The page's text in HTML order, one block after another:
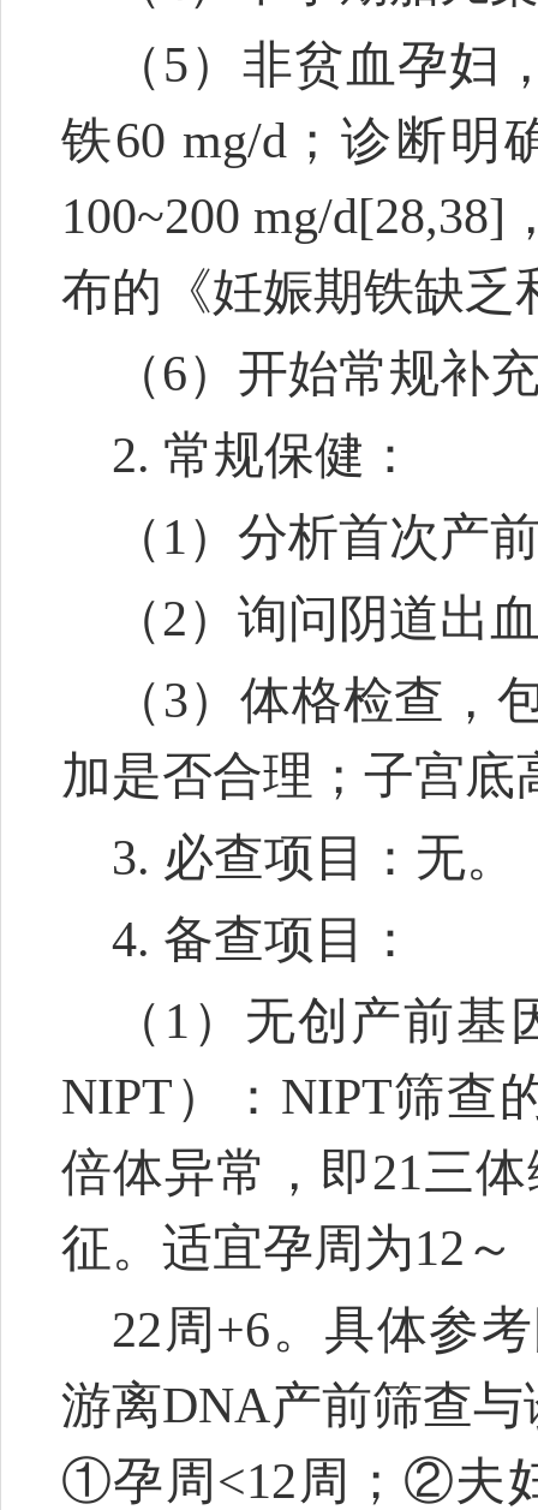
（5）非贫血孕妇
铁60 mg/d；诊断
100~200 mg/
布的《妊娠期铁缺乏
（6）开始常规补
2. 常规保健：
（1）分析首次产
（2）询问阴道出
（3）体格检查，
加是否合理；子宫底
3. 必查项目： 无。
4. 备查项目：
（1）无创产前基
NIPT）：NIPT筛查
倍体异常，即21三
征。适宜孕周为12～
22周+6。具体参
游离DNA产前筛查
①孕周<12周；②夫